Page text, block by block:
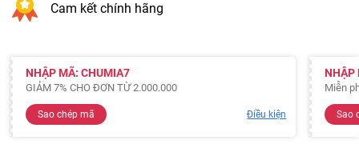
Cam kết chính hãng
NHẬP MÃ: CHUMIA7
GIẢM 7% CHO ĐƠN TỪ 2.000.000
Sao chép mã Điều kiện
NHẬP
Miễn
Sao